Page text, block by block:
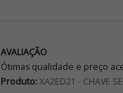
AVALIAÇÃO
Ótimas qualidade e preço
Produto:XA2ED21 - CHAVE